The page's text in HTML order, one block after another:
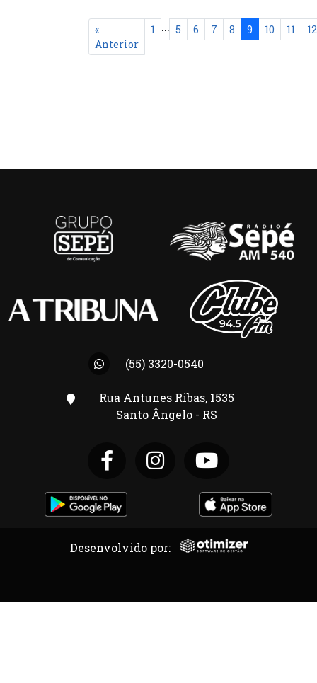
«
Anterior
1 ... 5 6 7 8 9 10 11 12
(55) 3320-0540
Rua Antunes Ribas, 1535
Santo Ângelo - RS
Desenvolvido por: